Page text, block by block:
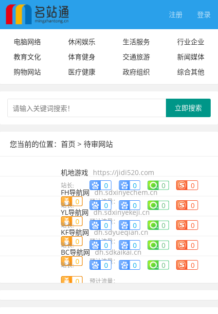
注册 登录
电脑网络 休闲娱乐 生活服务
行业企业
教育文化
体育健身 交通旅游
新闻媒体
购物网站
医疗健康 政府组织 综合其他
立即搜索
您当前的位置： 首页 > 待审网站
机地游戏 https://jidi520.com
站长: 0 0 0
0
0
预计流量：
FH导航网 dh.sdxinyechem.cn
站长: 0 0 0
0
0
预计流量：
YL导航网 dh.sdxinyekeji.cn
站长: 0 0 0
0
0
预计流量：
KF导航网 dh.sdyueqian.cn
站长: 0 0 0
0
0
预计流量：
BC导航网 dh.sdkaikai.cn
站长: 0 0 0
0
0
预计流量：